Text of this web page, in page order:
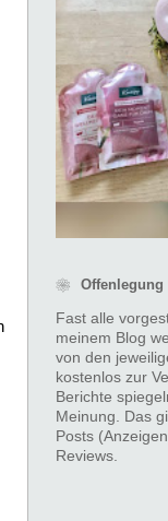
❀ Offenlegung
Fast alle
meinem Blog
von den
kostenlos zur
Berichte
Meinung. Das
Posts
Reviews.